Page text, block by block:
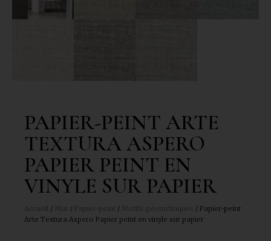
PAPIER-PEINT ARTE
TEXTURA ASPERO
PAPIER PEINT EN
VINYLE SUR PAPIER
Accueil / Mur / Papier-peint / Motifs géométriques / Papier-peint
Arte Textura Aspero Papier peint en vinyle sur papier